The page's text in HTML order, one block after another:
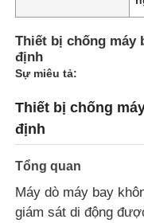
Thiết bị chống máy
định
Sự miêu tả:
Thiết bị chống
định
Tổng quan
Máy dò máy bay
giám sát di động